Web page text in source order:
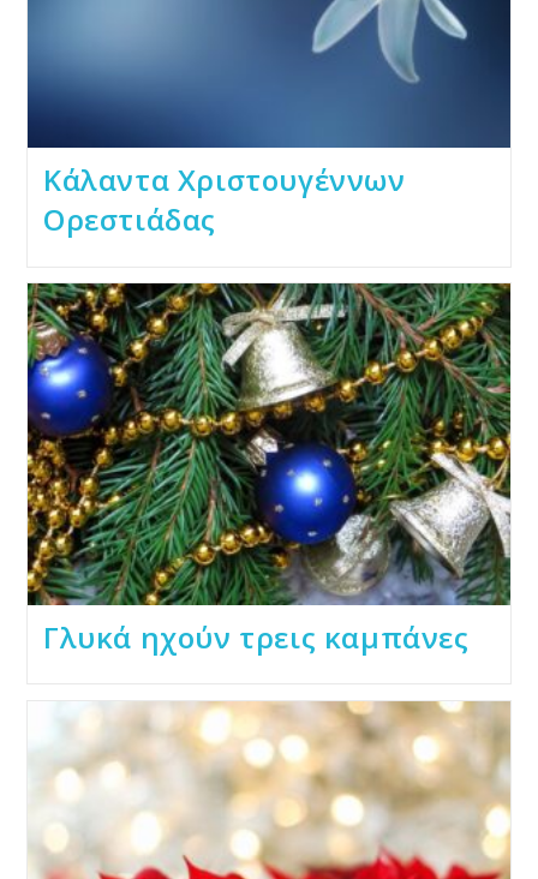
Κάλαντα Χριστουγέννων
Ορεστιάδας
Γλυκά ηχούν τρεις καμπάνες